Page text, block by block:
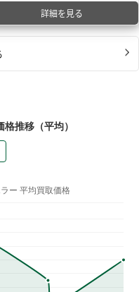
詳細を見る
推移（平均）